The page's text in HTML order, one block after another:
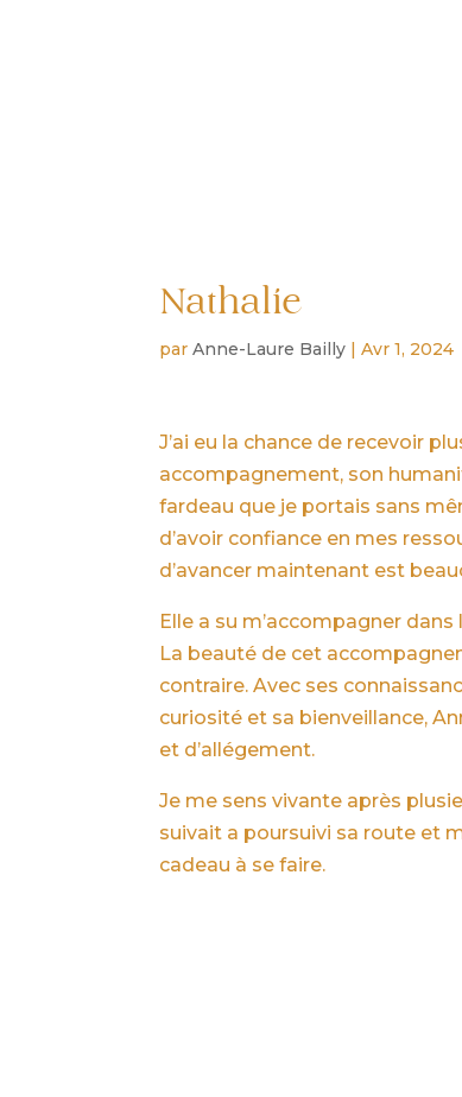
Nathalie
parAnne-Laure Bailly |Avr 1, 2024
J’ai eu la chance de recevoir
accompagnement, son
fardeau que je portais sans
d’avoir confiance en mes
d’avancer maintenant est
Elle a su m’accompagner dans
La beauté de cet
contraire. Avec ses
curiosité et sa bienveillance,
et d’allégement.
Je me sens vivante après
suivait a poursuivi sa route et
cadeau à se faire.